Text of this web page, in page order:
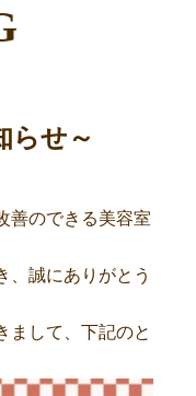
らせ～
善のできる美容室
、誠にありがとう
まして、下記のと